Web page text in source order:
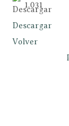
1,031
Descargar
Volver